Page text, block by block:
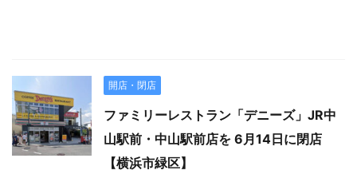
開店・閉店
ファミリーレストラン「デニーズ」JR中
山駅前・中山駅前店を 6月14日に閉店
【横浜市緑区】